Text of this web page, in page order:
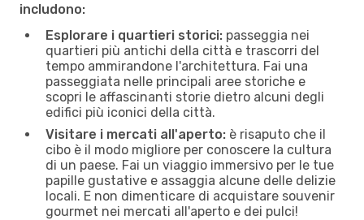
includono:
Esplorare i quartieri storici: passeggia nei
quartieri più antichi della città e trascorri del
tempo ammirandone l'architettura. Fai una
passeggiata nelle principali aree storiche e
scopri le affascinanti storie dietro alcuni degli
edifici più iconici della città.
Visitare i mercati all'aperto: è risaputo che il
cibo è il modo migliore per conoscere la cultura
di un paese. Fai un viaggio immersivo per le tue
papille gustative e assaggia alcune delle delizie
locali. E non dimenticare di acquistare souvenir
gourmet nei mercati all'aperto e dei pulci!